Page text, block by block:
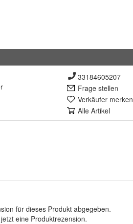
33184605207
Frage stellen
Verkäufer merken
Alle Artikel
für dieses Produkt abgegeben.
eine Produktrezension.